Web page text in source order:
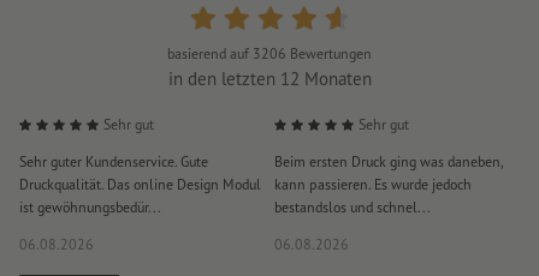
basierend auf 3206 Bewertungen
in den letzten 12 Monaten
Sehr gut
Sehr guter Kundenservice. Gute
Druckqualität. Das online Design Modul
ist gewöhnungsbedür...
06.08.2026
Sehr gut
Beim ersten Druck ging was daneben,
kann passieren. Es wurde jedoch
bestandslos und schnel...
06.08.2026